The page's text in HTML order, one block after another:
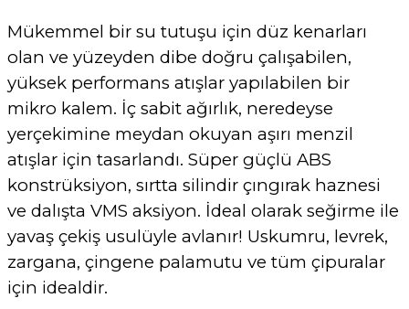
Mükemmel bir su tutuşu için düz kenarları
olan ve yüzeyden dibe doğru çalışabilen,
yüksek performans atışlar yapılabilen bir
mikro kalem. İç sabit ağırlık, neredeyse
yerçekimine meydan okuyan aşırı menzil
atışlar için tasarlandı. Süper güçlü ABS
konstrüksiyon, sırtta silindir çıngırak haznesi
ve dalışta VMS aksiyon. İdeal olarak seğirme ile
yavaş çekiş usulüyle avlanır! Uskumru, levrek,
zargana, çingene palamutu ve tüm çipuralar
için idealdir.